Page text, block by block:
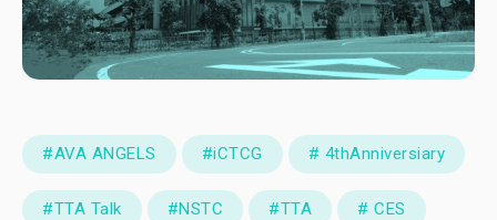
#AVA ANGELS #iCTCG # 4thAnniversiary
#TTA Talk #NSTC #TTA # CES